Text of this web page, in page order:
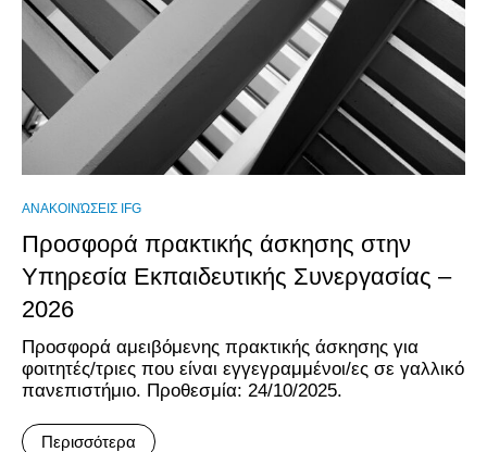
ΑΝΑΚΟΙΝΏΣΕΙΣ IFG
Προσφορά πρακτικής άσκησης στην
Υπηρεσία Εκπαιδευτικής Συνεργασίας –
2026
Προσφορά αμειβόμενης πρακτικής άσκησης για
φοιτητές/τριες που είναι εγγεγραμμένοι/ες σε γαλλικό
πανεπιστήμιο. Προθεσμία: 24/10/2025.
Περισσότερα